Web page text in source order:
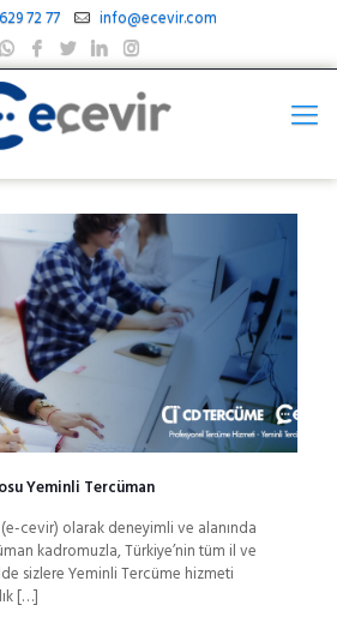
72 77 info@ecevir.com
Yeminli Tercüman
cevir) olarak deneyimli ve alanında
kadromuzla, Türkiye’nin tüm il ve
sizlere Yeminli Tercüme hizmeti
[…]